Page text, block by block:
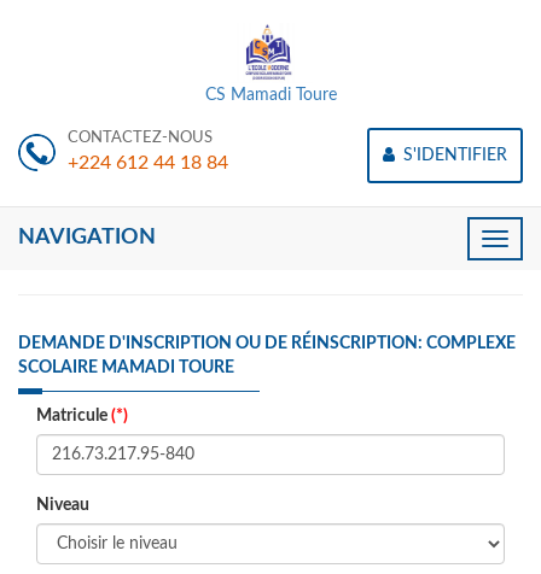
CS Mamadi Toure
CONTACTEZ-NOUS
+224 612 44 18 84 S'IDENTIFIER
Toggle
NAVIGATION
DEMANDE D'INSCRIPTION OU DE RÉINSCRIPTION: COMPLEXE
SCOLAIRE MAMADI TOURE
Matricule (*)
Niveau